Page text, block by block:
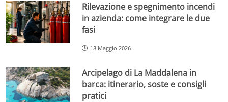
Rilevazione e spegnimento incendi
in azienda: come integrare le due
fasi
18 Maggio 2026
Arcipelago di La Maddalena in
barca: itinerario, soste e consigli
pratici